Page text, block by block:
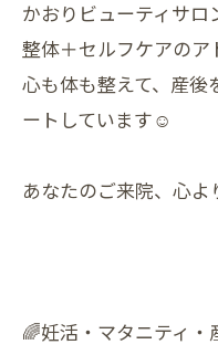
かおりビューティサロ
整体＋セルフケアのア
心も体も整えて、産後
ートしています☺️
あなたのご来院、心
🌈妊活・マタニティ・